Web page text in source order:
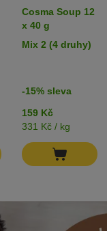
Cosma Soup 12
x 40 g
Mix 2 (4 druhy)
-15% sleva
159 Kč
331 Kč / kg